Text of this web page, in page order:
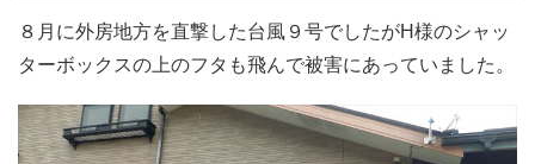
８月に外房地方を直撃した台風９号でしたがH様のシャッ
ターボックスの上のフタも飛んで被害にあっていました。